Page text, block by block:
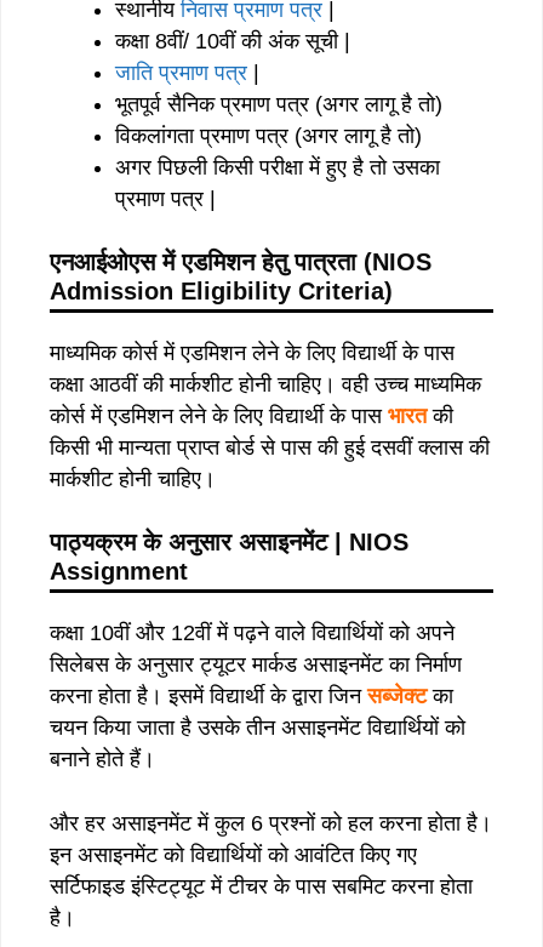
स्थानीयनिवास प्रमाण पत्र |
कक्षा 8वीं/ 10वीं की अंक सूची |
जाति प्रमाण पत्र |
भूतपूर्व सैनिक प्रमाण पत्र (अगर लागू है तो)
विकलांगता प्रमाण पत्र (अगर लागू है तो)
अगर पिछली किसी परीक्षा में हुए है तो उसका
प्रमाण पत्र |
एनआईओएस में एडमिशन हेतु पात्रता (NIOS
Admission Eligibility Criteria)
माध्यमिक कोर्स में एडमिशन लेने के लिए विद्यार्थी के पास
कक्षा आठवीं की मार्कशीट होनी चाहिए। वही उच्च माध्यमिक
कोर्स में एडमिशन लेने के लिए विद्यार्थी के पास भारतकी
किसी भी मान्यता प्राप्त बोर्ड से पास की हुई दसवीं क्लास की
मार्कशीट होनी चाहिए।
पाठ्यक्रम के अनुसार असाइनमेंट | NIOS
Assignment
कक्षा 10वीं और 12वीं में पढ़ने वाले विद्यार्थियों को अपने
सिलेबस के अनुसार ट्यूटर मार्कड असाइनमेंट का निर्माण
करना होता है। इसमें विद्यार्थी के द्वारा जिनसब्जेक्टका
चयन किया जाता है उसके तीन असाइनमेंट विद्यार्थियों को
बनाने होते हैं।
और हर असाइनमेंट में कुल 6 प्रश्नों को हल करना होता है।
इन असाइनमेंट को विद्यार्थियों को आवंटित किए गए
सर्टिफाइड इंस्टिट्यूट में टीचर के पास सबमिट करना होता
है।